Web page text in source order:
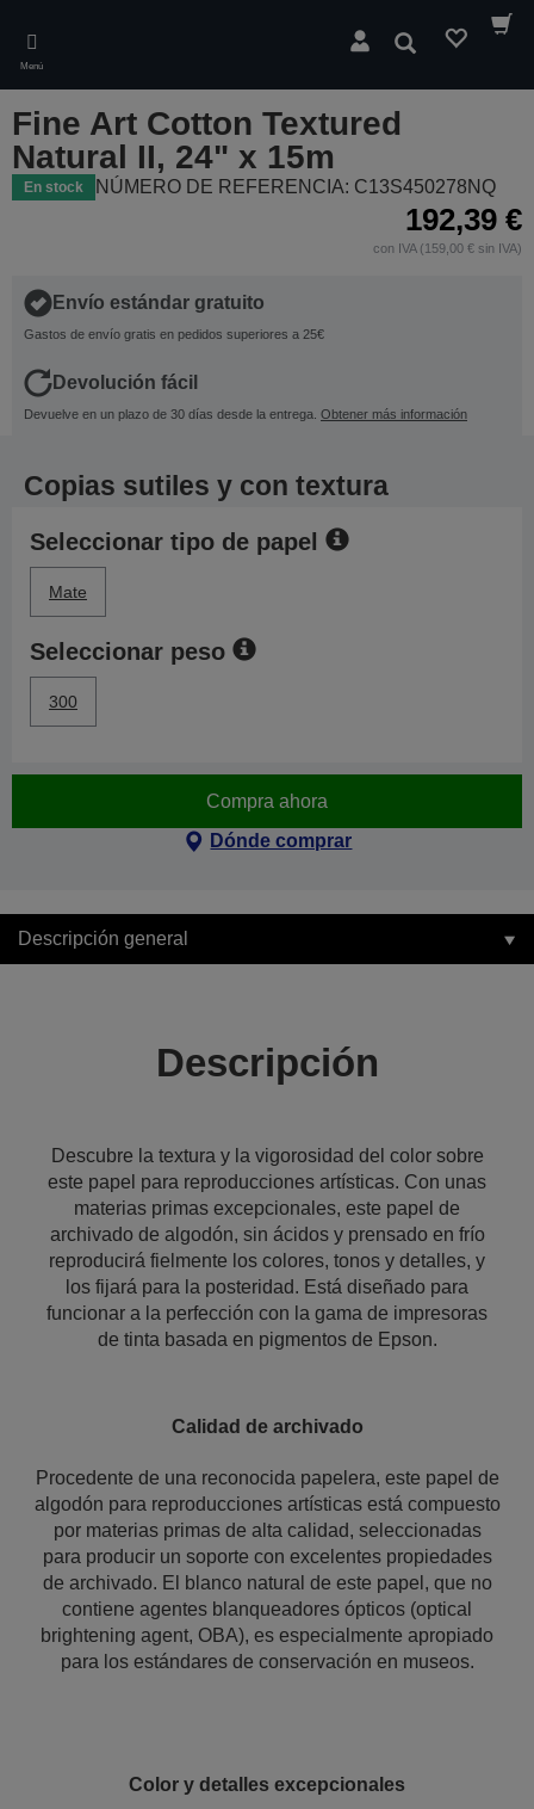
main
content
Menú
Buscar
Fine Art Cotton Textured
Natural II, 24" x 15m
En stock NÚMERO DE REFERENCIA: C13S450278NQ
192,39 €
con IVA (159,00 € sin IVA)
Envío estándar gratuito
Gastos de envío gratis en pedidos superiores a 25€
Devolución fácil
Devuelve en un plazo de 30 días desde la entrega. Obtener más información
Copias sutiles y con textura
Seleccionar tipo de papel
Mate
Seleccionar peso
300
Compra ahora
Dónde comprar
Descripción general
Descripción
Descubre la textura y la vigorosidad del color sobre
este papel para reproducciones artísticas. Con unas
materias primas excepcionales, este papel de
archivado de algodón, sin ácidos y prensado en frío
reproducirá fielmente los colores, tonos y detalles, y
los fijará para la posteridad. Está diseñado para
funcionar a la perfección con la gama de impresoras
de tinta basada en pigmentos de Epson.
Calidad de archivado
Procedente de una reconocida papelera, este papel de
algodón para reproducciones artísticas está compuesto
por materias primas de alta calidad, seleccionadas
para producir un soporte con excelentes propiedades
de archivado. El blanco natural de este papel, que no
contiene agentes blanqueadores ópticos (optical
brightening agent, OBA), es especialmente apropiado
para los estándares de conservación en museos.
Color y detalles excepcionales